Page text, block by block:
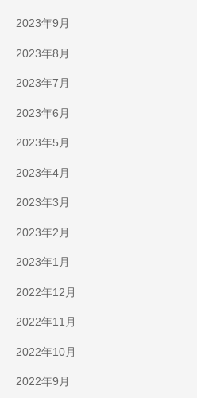
2023年9月
2023年8月
2023年7月
2023年6月
2023年5月
2023年4月
2023年3月
2023年2月
2023年1月
2022年12月
2022年11月
2022年10月
2022年9月